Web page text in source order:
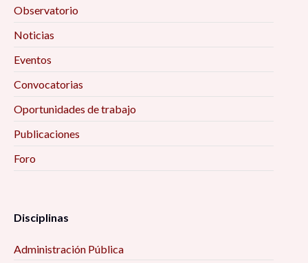
Observatorio
Noticias
Eventos
Convocatorias
Oportunidades de trabajo
Publicaciones
Foro
Disciplinas
Administración Pública